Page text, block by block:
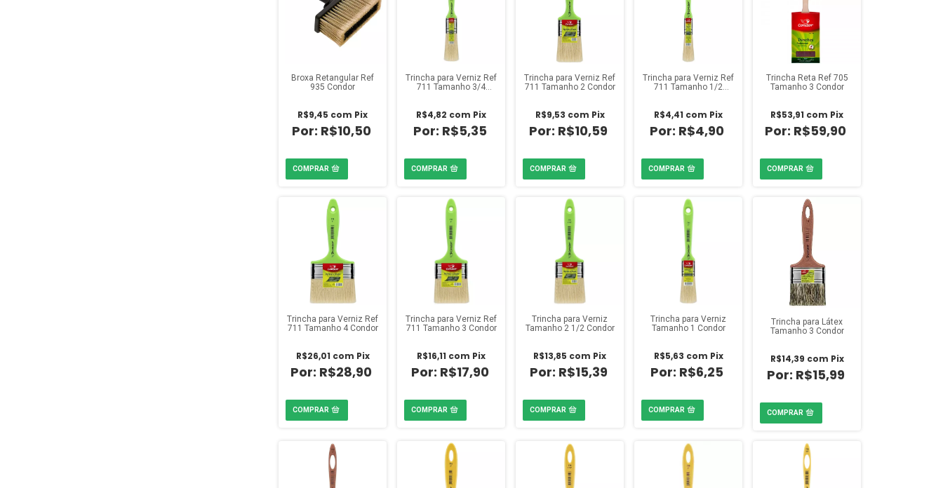
Broxa Retangular Ref
935 Condor
R$10,50
R$9,45 com Pix
Trincha para Verniz Ref
711 Tamanho 3/4
R$5,35
R$4,82 com Pix
Trincha para Verniz Ref
711 Tamanho 2 Condor
R$10,59
R$9,53 com Pix
Trincha para Verniz Ref
711 Tamanho 1/2
R$4,90
R$4,41 com Pix
Trincha Reta Ref 705
Tamanho 3 Condor
R$59,90
R$53,91 com Pix
Trincha para Verniz Ref
711 Tamanho 4 Condor
R$28,90
R$26,01 com Pix
Trincha para Verniz Ref
711 Tamanho 3 Condor
R$17,90
R$16,11 com Pix
Trincha para Verniz
Tamanho 2 1/2 Condor
R$15,39
R$13,85 com Pix
Trincha para Verniz
Tamanho 1 Condor
R$6,25
R$5,63 com Pix
Trincha para Látex
Tamanho 3 Condor
R$15,99
R$14,39 com Pix